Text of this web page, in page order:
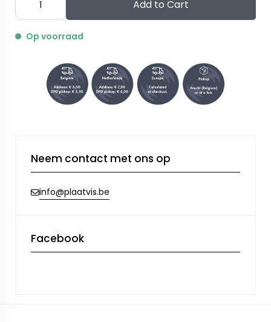
Add to Cart
Op voorraad
Neem contact met ons op
info@plaatvis.be
Facebook